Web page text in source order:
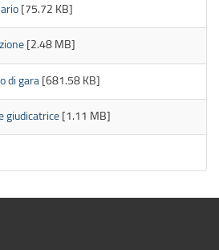
[75.72 KB]
[2.48 MB]
di gara [681.58 KB]
giudicatrice [1.11 MB]